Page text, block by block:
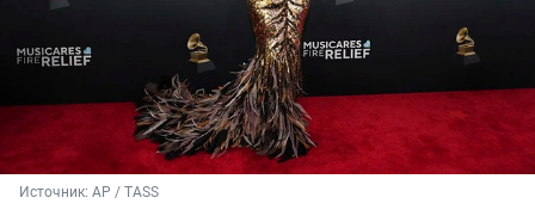
Источник: AP / TASS